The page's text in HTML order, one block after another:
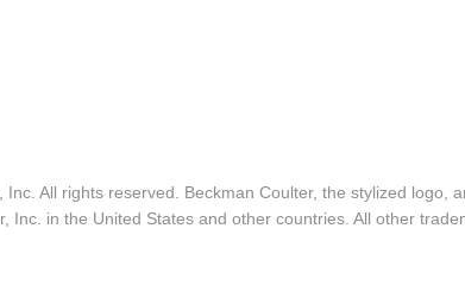
All rights reserved. Beckman Coulter, the stylized
Inc. in the United States and other countries. All other